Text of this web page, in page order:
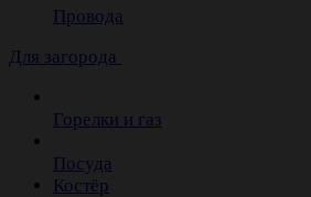
Провода
Для загорода
Горелки и газ
Посуда
Костёр